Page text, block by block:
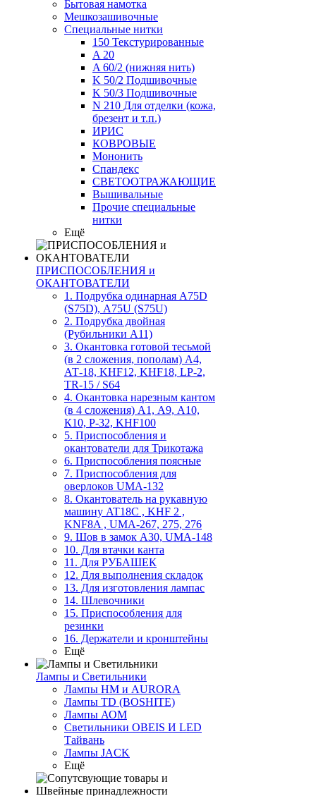
Бытовая намотка
Мешкозашивочные
Специальные нитки
150 Текстурированные
A 20
A 60/2 (нижняя нить)
K 50/2 Подшивочные
K 50/3 Подшивочные
N 210 Для отделки (кожа,
брезент и т.п.)
ИРИС
КОВРОВЫЕ
Мононить
Спандекс
СВЕТООТРАЖАЮЩИЕ
Вышивальные
Прочие специальные
нитки
Ещё
ПРИСПОСОБЛЕНИЯ и
ОКАНТОВАТЕЛИ
1. Подрубка одинарная А75D
(S75D), А75U (S75U)
2. Подрубка двойная
(Рубильники А11)
3. Окантовка готовой тесьмой
(в 2 сложения, пополам) А4,
АТ-18, KHF12, KHF18, LP-2,
TR-15 / S64
4. Окантовка нарезным кантом
(в 4 сложения) А1, А9, А10,
К10, Р-32, KHF100
5. Приспособления и
окантователи для Трикотажа
6. Приспособления поясные
7. Приспособления для
оверлоков UMA-132
8. Окантователь на рукавную
машину AT18C , KHF 2 ,
KNF8A , UMA-267, 275, 276
9. Шов в замок А30, UMA-148
10. Для втачки канта
11. Для РУБАШЕК
12. Для выполнения складок
13. Для изготовления лампас
14. Шлевочники
15. Приспособления для
резинки
16. Держатели и кронштейны
Ещё
Лампы и Светильники
Лампы HM и AURORA
Лампы TD (BOSHITE)
Лампы АОМ
Светильники OBEIS И LED
Тайвань
Лампы JACK
Ещё